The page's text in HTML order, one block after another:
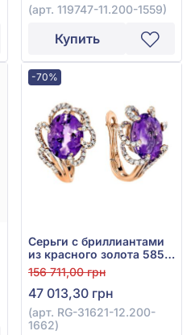
(арт. 119747-11.200-1559)
Купить
-70%
Серьги с бриллиантами
из красного золота 585°
с бриллиантом 0,36ct и
аметистом 4,4ct, арт. RG-
31621-12.200-1662
156 711,00 грн
47 013,30 грн
(арт. RG-31621-12.200-
1662)